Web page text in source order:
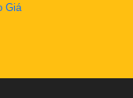
Giá